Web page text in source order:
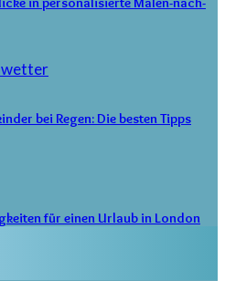
bei Regen: Die besten Tipps
für einen Urlaub in London